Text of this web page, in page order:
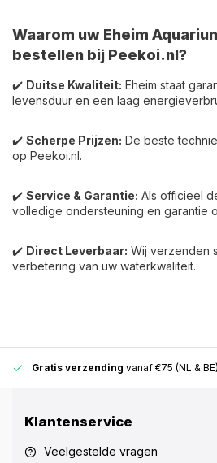
Waarom uw Eheim
bestellen bij Peekoi.nl?
✔️ Duitse Kwaliteit: Eheim staat
levensduur en een laag
✔️ Scherpe Prijzen: De beste
op Peekoi.nl.
✔️ Service & Garantie: Als officieel
volledige ondersteuning en garantie
✔️ Direct Leverbaar: Wij verzenden
verbetering van uw waterkwaliteit.
Gratis verzending vanaf €75 (NL & BE)
Klantenservice
Veelgestelde vragen